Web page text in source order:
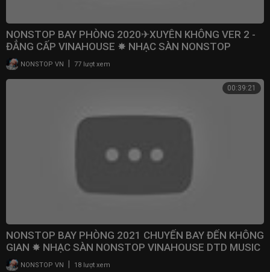
NONSTOP BAY PHÒNG 2020✈XUYÊN KHÔNG VER 2 -
ĐẲNG CẤP VINAHOUSE ✸ NHẠC SÀN NONSTOP
VINAHOUSE 2020
NONSTOP VN 77 lượt xem
00:39:21
NONSTOP BAY PHÒNG 2021 CHUYẾN BAY ĐẾN KHÔNG
GIAN ✸ NHẠC SÀN NONSTOP VINAHOUSE DTD MUSIC
NONSTOP VN 18 lượt xem